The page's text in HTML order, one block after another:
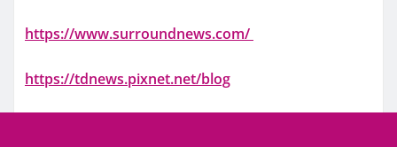
https://www.surroundnews.com/
https://tdnews.pixnet.net/blog